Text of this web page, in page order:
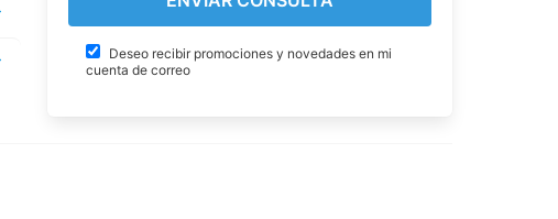
Deseo recibir promociones y novedades en mi
cuenta de correo